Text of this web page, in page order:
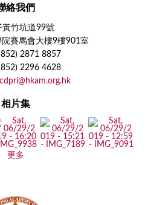
絡我們
黃竹坑道99號
賽馬會大樓9樓901室
2871 8857
2296 4628
相片集
更多